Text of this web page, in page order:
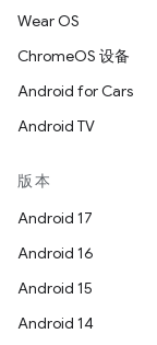
Wear OS
ChromeOS 设备
Android for Cars
Android TV
版本
Android 17
Android 16
Android 15
Android 14